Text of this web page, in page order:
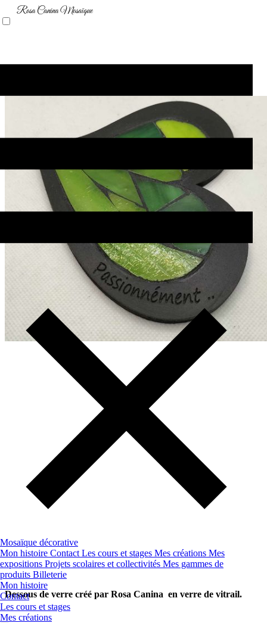
Rosa Canina Mosaïque
Mosaïque décorative
Mon histoire Contact Les cours et stages Mes créations Mes
expositions Projets scolaires et collectivités Mes gammes de
produits Billeterie
Mon histoire
Contact
Les cours et stages
Mes créations
Dessous de verre créé par Rosa Canina en verre de vitrail.